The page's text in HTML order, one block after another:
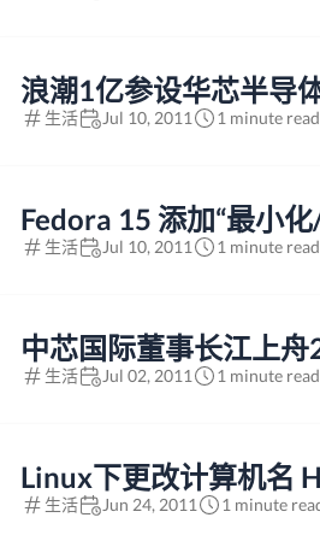
浪潮1亿参设华芯半导
生活 Jul 10, 2011 1 minute read
Fedora 15 添加“最小
生活 Jul 10, 2011 1 minute read
中芯国际董事长江上
生活 Jul 02, 2011 1 minute read
Linux下更改计算机名
生活 Jun 24, 2011 1 minute